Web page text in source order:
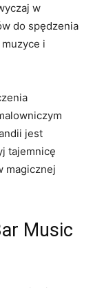
w⁢
do spędzenia
i
jest
tajemnicę
magicznej
Music